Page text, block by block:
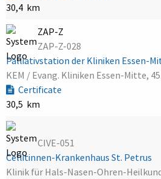
30,4 km
ZAP-Z
ZAP-Z-028
Palliativstation der Kliniken Essen-
KEM / Evang. Kliniken Essen-Mitte,
Certificate
30,5 km
CIVE-051
Cellitinnen-Krankenhaus St. Petrus
Klinik für Hals-Nasen-Ohren-